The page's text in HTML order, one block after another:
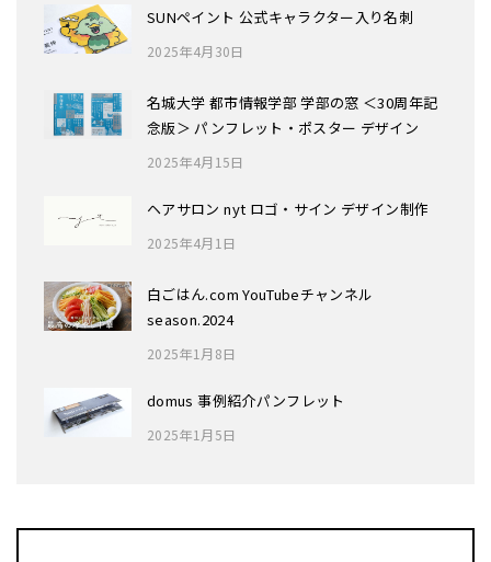
SUNペイント 公式キャラクター入り名刺
2025年4月30日
名城大学 都市情報学部 学部の窓 ＜30周年記
念版＞ パンフレット・ポスター デザイン
2025年4月15日
ヘアサロン nyt ロゴ・サイン デザイン制作
2025年4月1日
白ごはん.com YouTubeチャンネル
season.2024
2025年1月8日
domus 事例紹介パンフレット
2025年1月5日